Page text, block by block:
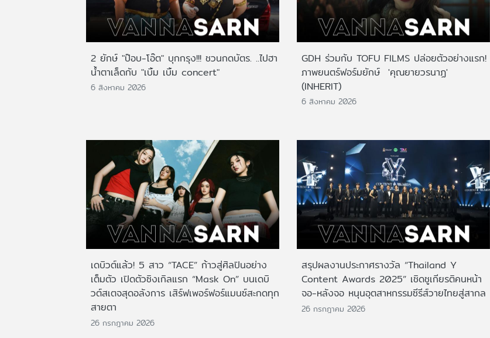
2 ยักษ์ "ป๊อบ-โอ๊ต" บุกกรุง!!! ชวนกดบัตร. ..ไปฮา
น้ำตาเล็ดกับ "เบิ้ม เบิ้ม concert"
6 สิงหาคม 2026
GDH ร่วมกับ TOFU FILMS ปล่อยตัวอย่างแรก!
ภาพยนตร์ฟอร์มยักษ์ 'คุณยายวรนาฏ'
(INHERIT)
6 สิงหาคม 2026
เดบิวต์แล้ว! 5 สาว “TACE” ก้าวสู่ศิลปินอย่าง
เต็มตัว เปิดตัวซิงเกิลแรก “Mask On” บนเดบิ
วต์สเตจสุดอลังการ เสิร์ฟเพอร์ฟอร์แมนซ์สะกดทุก
สายตา
26 กรกฎาคม 2026
สรุปผลงานประกาศรางวัล “Thailand Y
Content Awards 2025” เชิดชูเกียรติคนหน้า
จอ-หลังจอ หนุนอุตสาหกรรมซีรีส์วายไทยสู่สากล
26 กรกฎาคม 2026